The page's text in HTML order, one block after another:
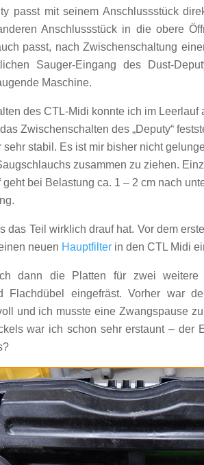
passt mit seinem Anschlussstück
Anschlussstück in die obere
passt, nach Zwischenschaltung
Sauger-Eingang des Dust-
Maschine.
des CTL-Midi konnte ich im Leerlauf
Zwischenschalten des „Deputy“
stabil. Es ist mir bisher nicht
zusammen zu ziehen.
geht bei Belastung ca. 1 – 2 cm nach
das Teil wirklich drauf hat. Vor dem
neuen Hauptfilter in den CTL Midi
dann die Platten für zwei
Flachdübel eingefräst. Vorher war
und ich musste eine Zwangspause
war ich schon sehr erstaunt – der